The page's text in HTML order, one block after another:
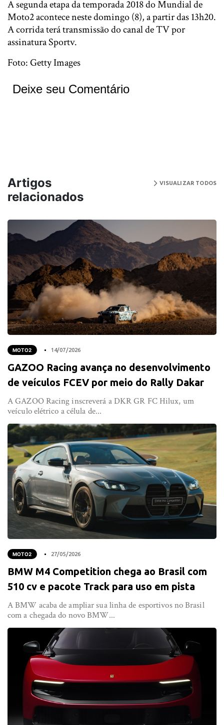
A segunda etapa da temporada 2018 do Mundial de
Moto2 acontece neste domingo (8), a partir das 13h20.
A corrida terá transmissão do canal de TV por
assinatura Sportv.
Foto: Getty Images
Deixe seu Comentário
Artigos
relacionados
VISUALIZAR TODOS
MOTO2 14/07/2026
GAZOO Racing avança no desenvolvimento
de veículos FCEV por meio do Rally Dakar
A GAZOO Racing inscreverá a DKR GR FC Hilux, um
veículo elétrico a célula de...
MOTO2 27/05/2026
BMW M4 Competition chega ao Brasil com
510 cv e pacote Track para uso em pista
A BMW acaba de ampliar sua linha de esportivos no Brasil
com a chegada do novo BMW...